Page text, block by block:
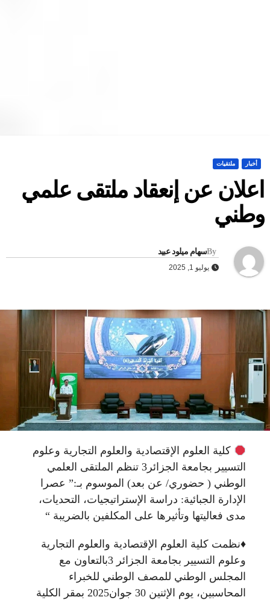
أخبار ملتقيات
عن إنعقاد ملتقى علمي
Byسهام ميلود عبيد
يوليو 1, 2025
كلية العلوم الإقتصادية والعلوم التجارية وعلوم
التسيير بجامعة الجزائر3 تنظم الملتقى العلمي
الوطني ( حضوري/ عن بعد) الموسوم بـ:” عصرا
الإدارة الجبائية: دراسة الإستراتيجيات، التحديات،
مدى فعاليتها وتأثيرها على المكلفين بالضريبة “
♦️نظمت كلية العلوم الإقتصادية والعلوم التجارية
وعلوم التسيير بجامعة الجزائر 3بالتعاون مع
المجلس الوطني للمصف الوطني للخبراء
المحاسبين، يوم الإثنين 30 جوان2025 بمقر الكلية